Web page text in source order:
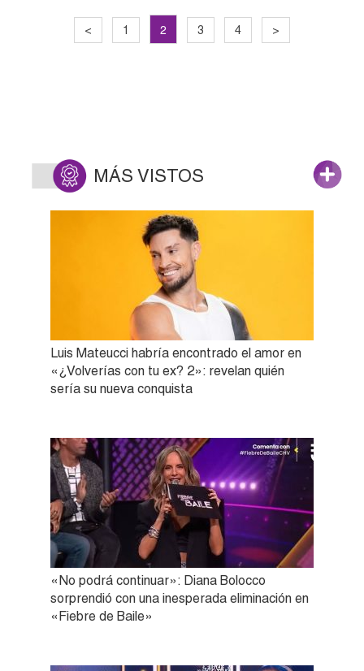
< 1 2 3 4 >
MÁS VISTOS
Luis Mateucci habría encontrado el amor en
«¿Volverías con tu ex? 2»: revelan quién
sería su nueva conquista
«No podrá continuar»: Diana Bolocco
sorprendió con una inesperada eliminación en
«Fiebre de Baile»